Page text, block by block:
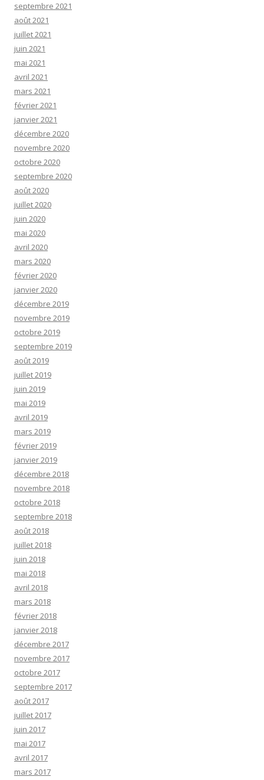
septembre 2021
août 2021
juillet 2021
juin 2021
mai 2021
avril 2021
mars 2021
février 2021
janvier 2021
décembre 2020
novembre 2020
octobre 2020
septembre 2020
août 2020
juillet 2020
juin 2020
mai 2020
avril 2020
mars 2020
février 2020
janvier 2020
décembre 2019
novembre 2019
octobre 2019
septembre 2019
août 2019
juillet 2019
juin 2019
mai 2019
avril 2019
mars 2019
février 2019
janvier 2019
décembre 2018
novembre 2018
octobre 2018
septembre 2018
août 2018
juillet 2018
juin 2018
mai 2018
avril 2018
mars 2018
février 2018
janvier 2018
décembre 2017
novembre 2017
octobre 2017
septembre 2017
août 2017
juillet 2017
juin 2017
mai 2017
avril 2017
mars 2017